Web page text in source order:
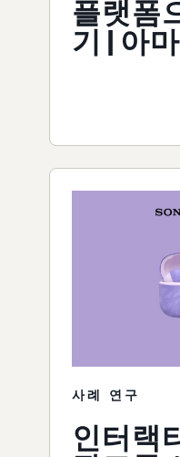
플랫폼
기 | 아
사례 연구
인터랙